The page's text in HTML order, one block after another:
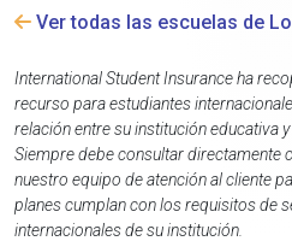
Ver todas las escuelas de
International Student Insurance ha
recurso para estudiantes
relación entre su institución educativa
Siempre debe consultar directamente
nuestro equipo de atención al cliente
planes cumplan con los requisitos de
internacionales de su institución.